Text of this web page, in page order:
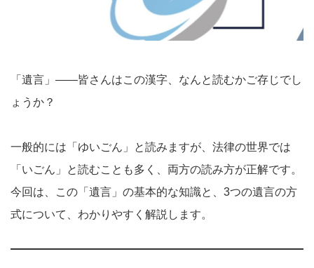
「遺言」——皆さんはこの漢字、なんと読むかご存じでし
ょうか？
一般的には「ゆいごん」と読みますが、法律の世界では
「いごん」と読むことも多く、両方の読み方が正解です。
今回は、この「遺言」の基本的な知識と、3つの遺言の方
式について、わかりやすく解説します。